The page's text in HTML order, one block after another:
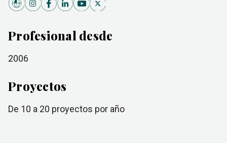
Profesional desde
2006
Proyectos
de 10 a 20 proyectos por año